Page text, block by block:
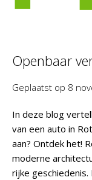
Openbaar
Geplaatst op 8
In deze blog
van een auto in
aan? Ontdek het!
moderne
rijke